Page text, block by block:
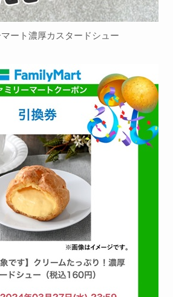
ート濃厚カスタードシュー